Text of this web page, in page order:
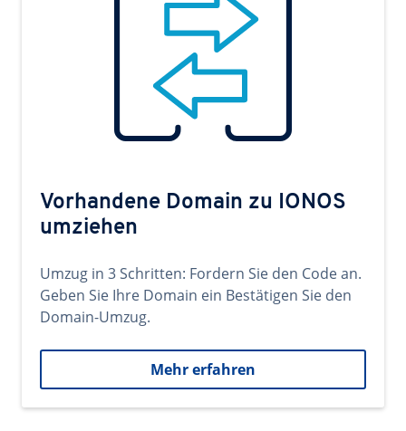
Vorhandene Domain zu IONOS
umziehen
Umzug in 3 Schritten: Fordern Sie den Code an.
Geben Sie Ihre Domain ein Bestätigen Sie den
Domain-Umzug.
Mehr erfahren